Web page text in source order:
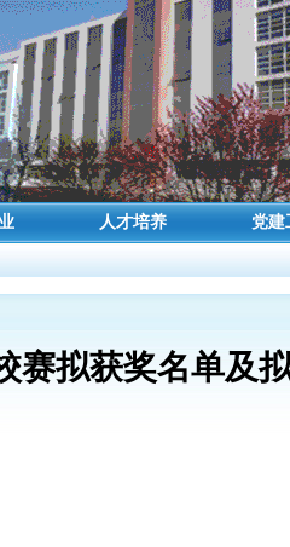
人才培养 党建
赛拟获奖名单及